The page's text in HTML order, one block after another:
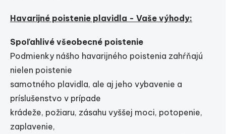
Havarijné poistenie plavidla - Vaše výhody:
Spoľahlivé všeobecné poistenie
Podmienky nášho havarijného poistenia zahŕňajú
nielen poistenie
samotného plavidla, ale aj jeho vybavenie a
príslušenstvo v prípade
krádeže, požiaru, zásahu vyššej moci, potopenie,
zaplavenie,